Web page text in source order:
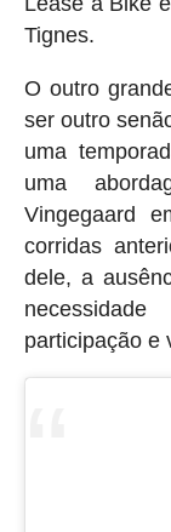
Tignes.
O outro
ser outro
uma
uma
Vingegaard
corridas
dele, a
participação e